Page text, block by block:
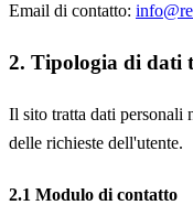
Email di contatto:
2. Tipologia di dati
Il sito tratta dati personali
delle richieste dell'utente.
2.1 Modulo di contatto